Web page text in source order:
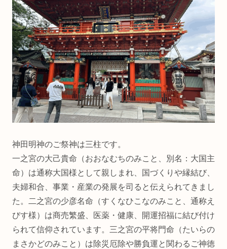
神田明神のご祭神は三柱です。
一之宮の大己貴命（おおなむちのみこと、別名：大国主
命）は通称大国様として親しまれ、国づくりや縁結び、
夫婦和合、事業・産業の発展を司ると伝えられてきまし
た。二之宮の少彦名命（すくなひこなのみこと、通称え
びす様）は商売繁盛、医薬・健康、開運招福に結び付け
られて信仰されています。三之宮の平将門命（たいらの
まさかどのみこと）は除災厄除や勝負運と関わるご神徳